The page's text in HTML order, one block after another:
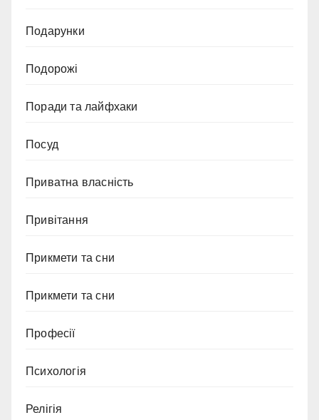
Подарунки
Подорожі
Поради та лайфхаки
Посуд
Приватна власність
Привітання
Прикмети та сни
Прикмети та сни
Професії
Психологія
Релігія